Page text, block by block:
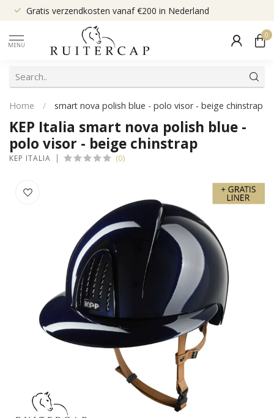
Gratis verzendkosten vanaf €200 in Nederland
MENU
0
Home / smart nova polish blue - polo visor - beige chinstrap
KEP Italia smart nova polish blue -
polo visor - beige chinstrap
KEP ITALIA (0)